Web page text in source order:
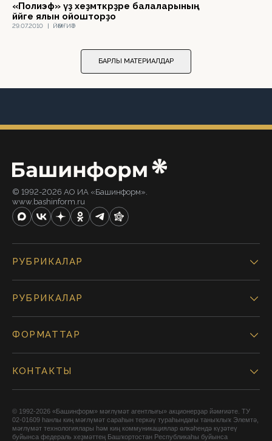
29.07.2010 | ЙӘМҒИӘТ
«Полиэф» үҙ хеҙмәткәрҙәре балаларының
йәйге ялын ойошторҙо
БАРЛЫҠ МАТЕРИАЛДАР
© 1992-2026 АО ИА «Башинформ».
www.bashinform.ru
РУБРИКАЛАР
РУБРИКАЛАР
ФОРМАТТАР
КОНТАКТЫ
© 1992-2026 «Башинформ» мәғлүмәт агентлығы» акционерҙар йәмғиәте. ТУ
02-01609 һанлы киң мәғлүмәт сараһын теркәү тураһындағы таныҡлыҡ Элемтә,
мәғлүмәт технологиялары һәм киң коммуникациялар өлкәһендә күҙәтеү
буйынса федераль хеҙмәттең Башҡортостан Республикаһы буйынса